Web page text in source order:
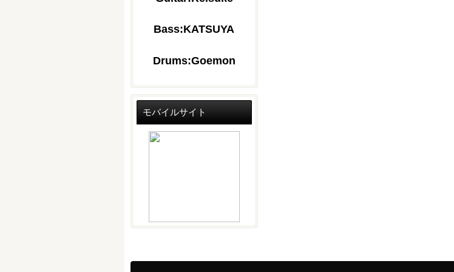
Bass:KATSUYA
Drums:Goemon
モバイルサイト